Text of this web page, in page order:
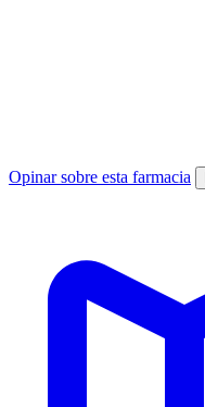
Opinar sobre esta farmacia